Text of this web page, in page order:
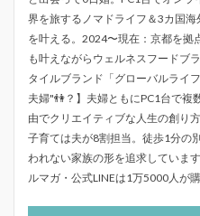
界を旅するノマドライフ＆3カ国
を叶える。2024〜現在：京都を拠
も叶えながらウェルネスフードブ
タイルブランド「グローバルライ
夫婦"👫？】夫婦ともにPC1台で複
由でクリエイティブな人生の創り
子育ては夫が8割担当。徒歩1分の
われない家族の形を追求していま
ルマガ・公式LINEは1万5000人が購